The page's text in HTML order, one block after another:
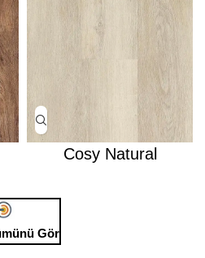
Cosy Natural
Gör